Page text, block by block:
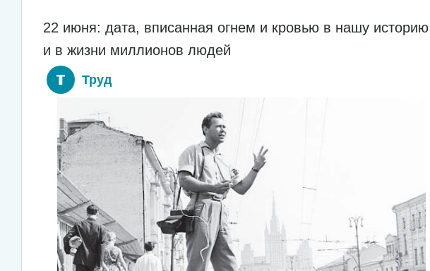
22 июня: дата, вписанная огнем и кровью в нашу историю
и в жизни миллионов людей
Труд